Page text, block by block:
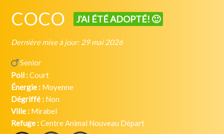
COCO J'AI ÉTÉ ADOPTÉ! 🙂
Dernière mise à jour: 29 mai 2026
Senior
Poil :Court
Énergie : Moyenne
Dégriffé : Non
Ville : Mirabel
Refuge :Centre Animal Nouveau Départ